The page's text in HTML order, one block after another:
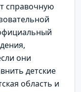
справочную
они
детские
область и